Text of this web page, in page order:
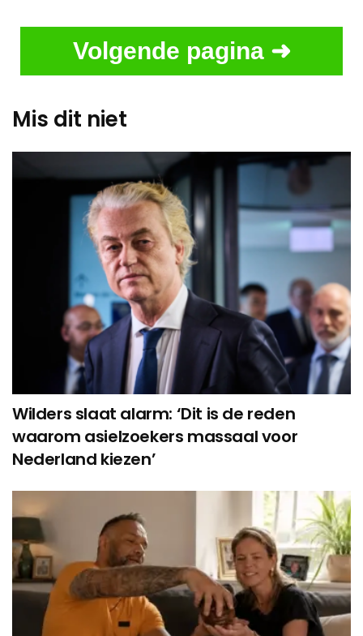
Volgende pagina ➜
Mis dit niet
Wilders slaat alarm: ‘Dit is de reden
waarom asielzoekers massaal voor
Nederland kiezen’